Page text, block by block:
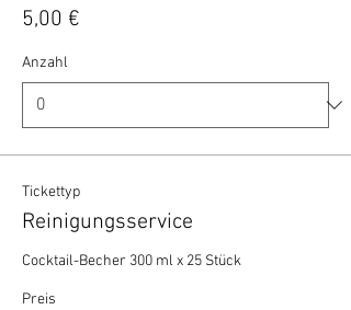
5,00 €
Anzahl
Tickettyp
Reinigungsservice
Cocktail-Becher 300 ml x 25 Stück
Preis